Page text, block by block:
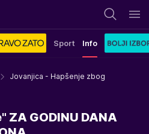
Sport Info
Jovanjica - Hapšenje zbog
GODINU DANA